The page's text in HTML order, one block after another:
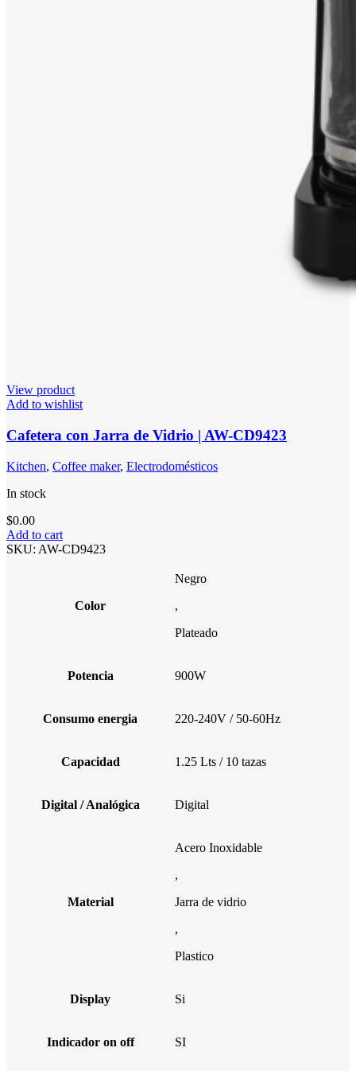
View product
Add to wishlist
Cafetera con Jarra de Vidrio | AW-CD9423
Kitchen, Coffee maker, Electrodomésticos
In stock
$0.00
Add to cart
SKU: AW-CD9423
Color
Negro
,
Plateado
Potencia 900W
Consumo energia 220-240V / 50-60Hz
Capacidad 1.25 Lts / 10 tazas
Digital / Analógica Digital
Material
Acero Inoxidable
,
Jarra de vidrio
,
Plastico
Display Si
Indicador on off SI